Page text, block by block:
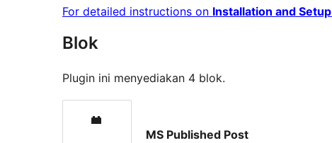
For detailed instructions on Installation and Setup
Blok
Plugin ini menyediakan 4 blok.
MS Published Post